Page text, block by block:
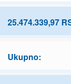
25.474.339,97
Ukupno: